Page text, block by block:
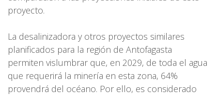
proyecto.
La desalinizadora y otros proyectos similares
planificados para la región de Antofagasta
permiten vislumbrar que, en 2029, de toda el agua
que requerirá la minería en esta zona, 64%
provendrá del océano. Por ello, es considerado